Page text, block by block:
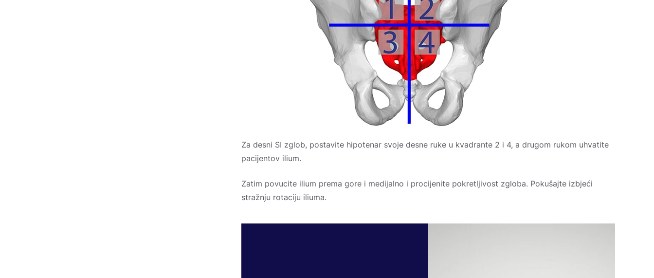
Za desni SI zglob, postavite hipotenar svoje desne ruke u kvadrante 2 i 4, a drugom rukom uhvatite
pacijentov ilium.
Zatim povucite ilium prema gore i medijalno i procijenite pokretljivost zgloba. Pokušajte izbjeći
stražnju rotaciju iliuma.